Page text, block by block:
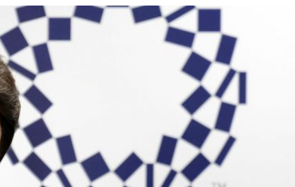
2 ore
postul vamal Otaci-
pe sensul de
Moldova